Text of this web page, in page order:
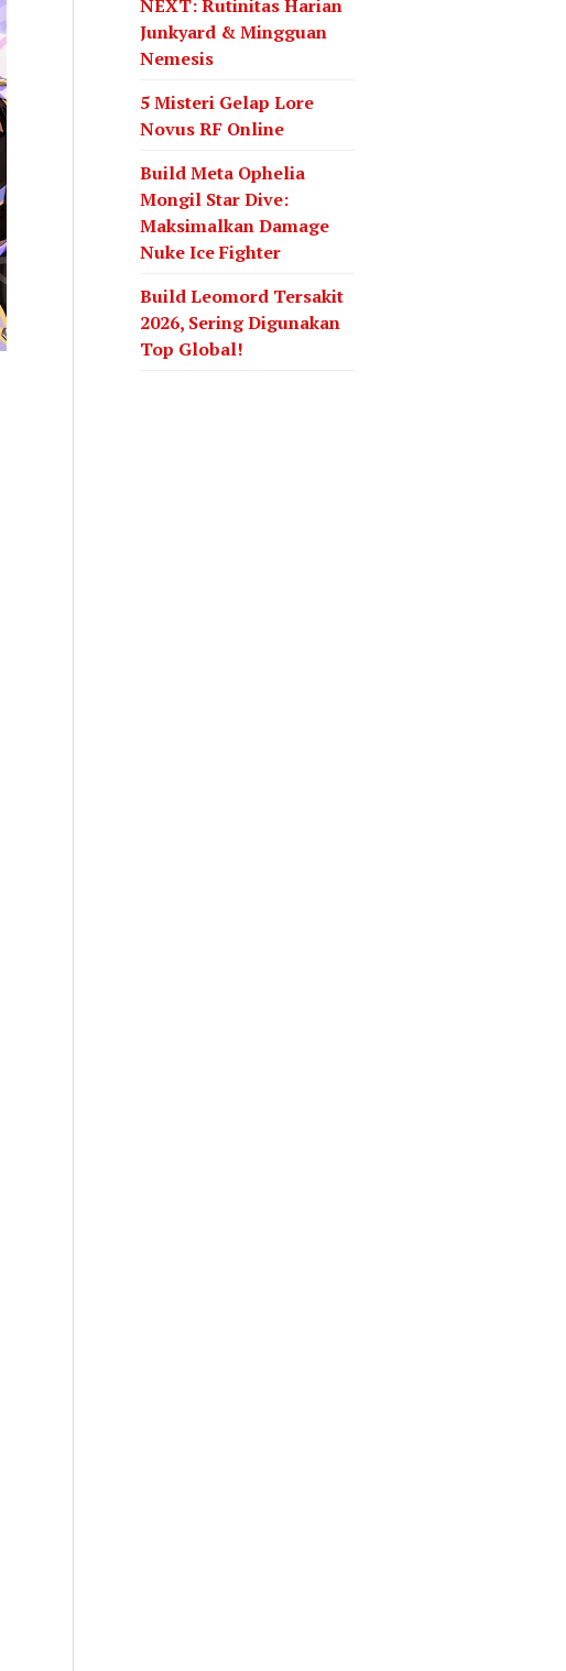
NEXT: Rutinitas Harian
Junkyard & Mingguan
Nemesis
5 Misteri Gelap Lore
Novus RF Online
Build Meta Ophelia
Mongil Star Dive:
Maksimalkan Damage
Nuke Ice Fighter
Build Leomord Tersakit
2026, Sering Digunakan
Top Global!